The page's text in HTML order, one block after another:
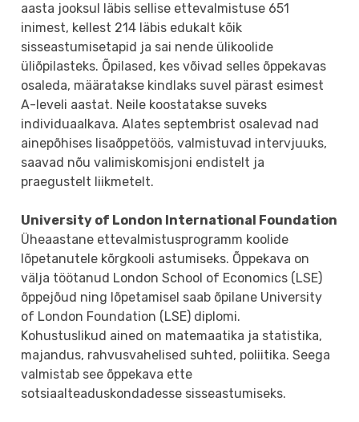
aasta jooksul läbis sellise ettevalmistuse 651
inimest, kellest 214 läbis edukalt kõik
sisseastumisetapid ja sai nende ülikoolide
üliõpilasteks. Õpilased, kes võivad selles õppekavas
osaleda, määratakse kindlaks suvel pärast esimest
A-leveli aastat. Neile koostatakse suveks
individuaalkava. Alates septembrist osalevad nad
ainepõhises lisaõppetöös, valmistuvad intervjuuks,
saavad nõu valimiskomisjoni endistelt ja
praegustelt liikmetelt.
University of London International Foundation
Üheaastane ettevalmistusprogramm koolide
lõpetanutele kõrgkooli astumiseks. Õppekava on
välja töötanud London School of Economics (LSE)
õppejõud ning lõpetamisel saab õpilane University
of London Foundation (LSE) diplomi.
Kohustuslikud ained on matemaatika ja statistika,
majandus, rahvusvahelised suhted, poliitika. Seega
valmistab see õppekava ette
sotsiaalteaduskondadesse sisseastumiseks.